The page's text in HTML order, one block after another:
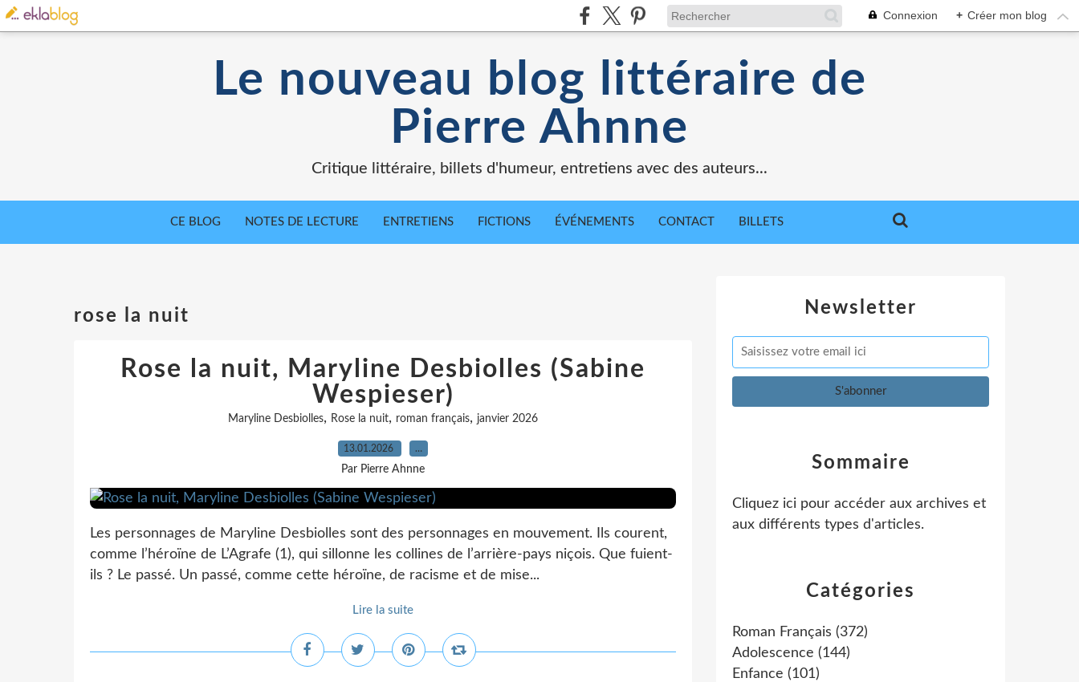
Connexion + Créer mon blog
Le nouveau blog littéraire de
Pierre Ahnne
Critique littéraire, billets d'humeur, entretiens avec des auteurs...
CE BLOG NOTES DE LECTURE ENTRETIENS FICTIONS ÉVÉNEMENTS CONTACT BILLETS
rose la nuit
Rose la nuit, Maryline Desbiolles (Sabine
Wespieser)
Maryline Desbiolles, Rose la nuit, roman français, janvier 2026
13.01.2026 …
Par Pierre Ahnne
Les personnages de Maryline Desbiolles sont des personnages en mouvement. Ils courent,
comme l’héroïne de L’Agrafe (1), qui sillonne les collines de l’arrière-pays niçois. Que fuient-
ils ? Le passé. Un passé, comme cette héroïne, de racisme et de mise...
Lire la suite
Newsletter
Catégories
Roman Français (372)
Adolescence (144)
Enfance (101)
Sommaire
Cliquez ici pour accéder aux archives et
aux différents types d'articles.